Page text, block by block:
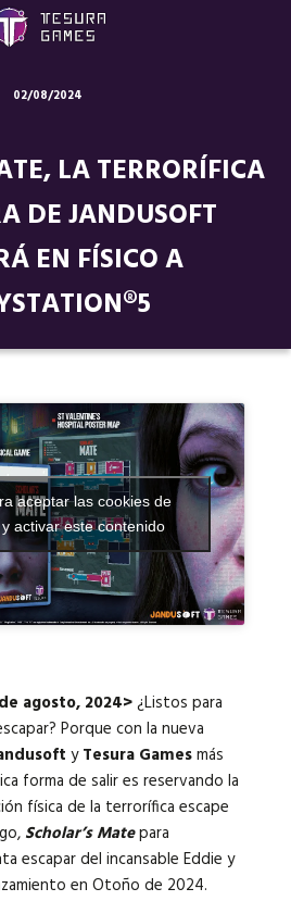
02/08/2024
LA TERRORÍFICA
DE JANDUSOFT
EN FÍSICO A
aceptar las cookies de
activar este contenido
agosto, 2024>¿Listos para
Porque con la nueva
yTesura Gamesmás
forma de salir es reservando la
física de la terrorífica escape
Scholar’s Matepara
escapar del incansable Eddie y
en Otoño de 2024.
Store
Blog
nosotros
redes: